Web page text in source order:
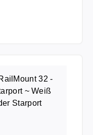
32 -
~ Weiß
Starport